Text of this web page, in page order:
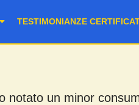
TESTIMONIANZE
notato un minor